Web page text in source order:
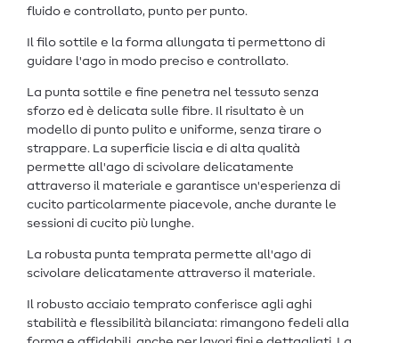
fluido e controllato, punto per punto.
Il filo sottile e la forma allungata ti permettono di
guidare l'ago in modo preciso e controllato.
La punta sottile e fine penetra nel tessuto senza
sforzo ed è delicata sulle fibre. Il risultato è un
modello di punto pulito e uniforme, senza tirare o
strappare. La superficie liscia e di alta qualità
permette all'ago di scivolare delicatamente
attraverso il materiale e garantisce un'esperienza di
cucito particolarmente piacevole, anche durante le
sessioni di cucito più lunghe.
La robusta punta temprata permette all'ago di
scivolare delicatamente attraverso il materiale.
Il robusto acciaio temprato conferisce agli aghi
stabilità e flessibilità bilanciata: rimangono fedeli alla